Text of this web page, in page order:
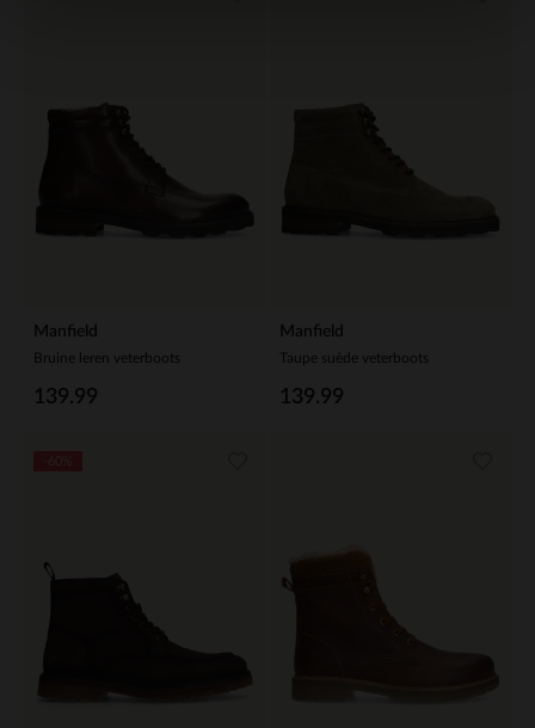
Manfield
Bruine leren veterboots
139.99
Manfield
Taupe suède veterboots
139.99